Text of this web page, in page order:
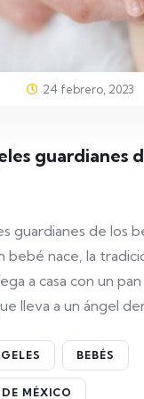
24 febrero, 2023
guardianes
guardianes de los
bebé nace, la
a casa con un
lleva a un ángel
BEBÉS
MÉXICO